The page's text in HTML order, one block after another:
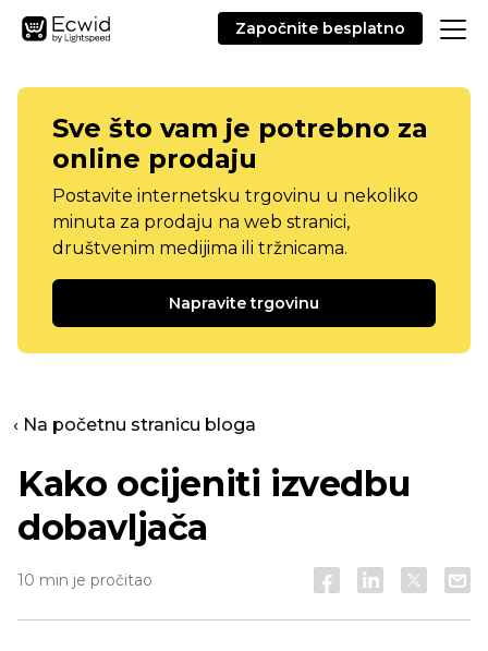
Započnite besplatno
Sve što vam je potrebno za
online prodaju
Postavite internetsku trgovinu u nekoliko
minuta za prodaju na web stranici,
društvenim medijima ili tržnicama.
Napravite trgovinu
‹ Na početnu stranicu bloga
Kako ocijeniti izvedbu
dobavljača
10 min je pročitao